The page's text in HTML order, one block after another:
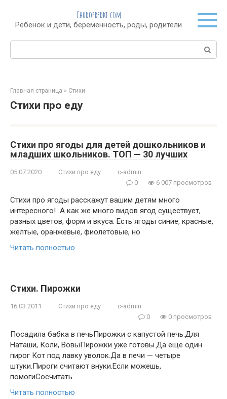
контенту
Chudopredki.com
Ребенок и дети, беременность, роды, родители
Поиск:
Главная страница » Стихи
Стихи про еду
Стихи про ягоды для детей дошкольников и
младших школьников. ТОП — 30 лучших
05.07.2020 Стихи про еду
c-admin
0
6 007 просмотров
Стихи про ягоды расскажут вашим детям много
интересного! А как же много видов ягод существует,
разных цветов, форм и вкуса. Есть ягоды синие, красные,
желтые, оранжевые, фиолетовые, но
Читать полностью
Стихи. Пирожки
16.03.2011 Стихи про еду
c-admin
0
0 просмотров
Посадила бабка в печьПирожки с капустой печь.Для
Наташи, Коли, ВовыПирожки уже готовы.Да еще один
пирог Кот под лавку уволок.Да в печи — четыре
штуки.Пироги считают внуки.Если можешь,
помогиСосчитать
Читать полностью